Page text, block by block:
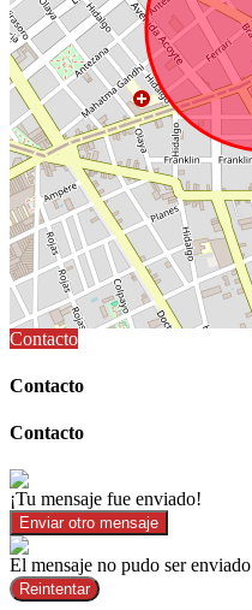
Contacto
Contacto
Contacto
¡Tu mensaje fue enviado!
Enviar otro mensaje
El mensaje no pudo ser enviado
Reintentar